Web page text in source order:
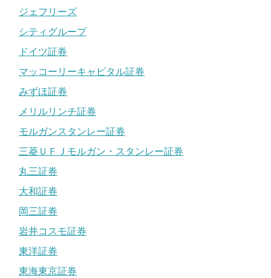
ジェフリーズ
シティグループ
ドイツ証券
マッコーリーキャピタル証券
みずほ証券
メリルリンチ証券
モルガンスタンレー証券
三菱ＵＦＪモルガン・スタンレー証券
丸三証券
大和証券
岡三証券
岩井コスモ証券
東洋証券
東海東京証券